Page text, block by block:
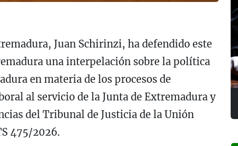
Juan Schirinzi, ha defendido este
una interpelación sobre la política
en materia de los procesos de
al servicio de la Junta de Extremadura y
del Tribunal de Justicia de la Unión
475/2026.